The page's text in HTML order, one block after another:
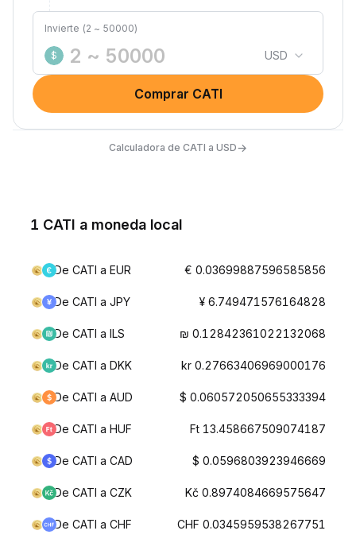
Invierte (2 ~ 50000)
$ USD
Comprar CATI
Calculadora de CATI a USD→
1 CATI a moneda local
De CATI a EUR € 0.03699887596585856
De CATI a JPY ¥ 6.749471576164828
De CATI a ILS ₪ 0.12842361022132068
De CATI a DKK kr 0.27663406969000176
De CATI a AUD $ 0.060572050655333394
De CATI a HUF Ft 13.458667509074187
De CATI a CAD $ 0.0596803923946669
De CATI a CZK Kč 0.8974084669575647
De CATI a CHF CHF 0.0345959538267751